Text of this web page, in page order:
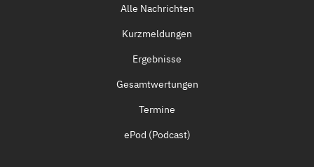
Alle Nachrichten
Kurzmeldungen
Ergebnisse
Gesamtwertungen
Termine
ePod (Podcast)